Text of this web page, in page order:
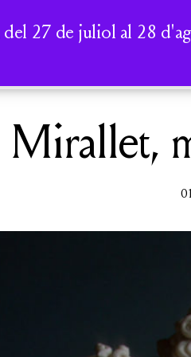
Mirallet,
27 de juliol al 28